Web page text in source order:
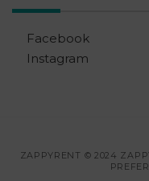
Facebook
Instagram
ZAPPYRENT © 2024